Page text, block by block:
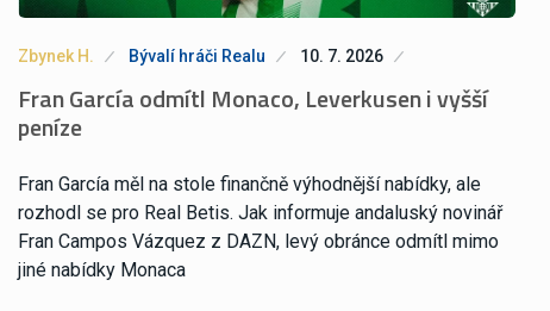
Zbynek H. Bývalí hráči Realu 10. 7. 2026
Fran García odmítl Monaco, Leverkusen i vyšší
peníze
Fran García měl na stole finančně výhodnější nabídky, ale
rozhodl se pro Real Betis. Jak informuje andaluský novinář
Fran Campos Vázquez z DAZN, levý obránce odmítl mimo
jiné nabídky Monaca